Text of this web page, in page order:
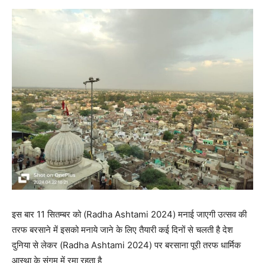
इस बार 11 सितम्बर को (Radha Ashtami 2024) मनाई जाएगी उत्सव की
तरफ बरसाने में इसको मनाये जाने के लिए तैयारी कई दिनों से चलती है देश
दुनिया से लेकर (Radha Ashtami 2024) पर बरसाना पूरी तरफ धार्मिक
आस्था के संगम में रमा रहता है